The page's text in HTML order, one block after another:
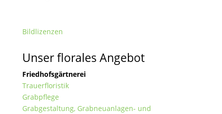
Bildlizenzen
Unser florales Angebot
Friedhofsgärtnerei
Trauerfloristik
Grabpflege
Grabgestaltung, Grabneuanlagen- und